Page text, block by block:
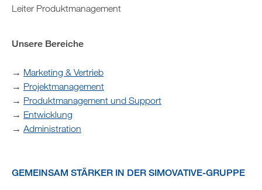
Leiter Produktmanagement
Unsere Bereiche
→ Marketing & Vertrieb
→ Projektmanagement
→ Produktmanagement und Support
→ Entwicklung
→ Administration
GEMEINSAM STÄRKER IN DER SIMOVATIVE-GRUPPE